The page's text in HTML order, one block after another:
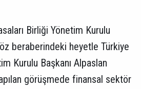
Birliği Yönetim Kurulu
beraberindeki heyetle Türkiye
Kurulu Başkanı Alpaslan
görüşmede finansal sektör